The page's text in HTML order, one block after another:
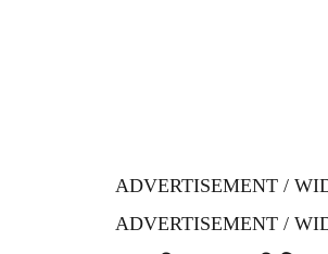
ADVERTISEMENT /
ADVERTISEMENT /